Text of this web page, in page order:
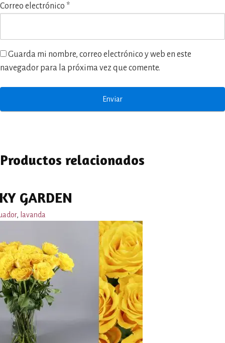
Correo electrónico *
Guarda mi nombre, correo electrónico y web en este
navegador para la próxima vez que comente.
Productos relacionados
GARDEN
, lavanda